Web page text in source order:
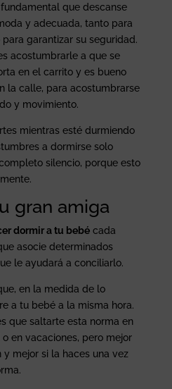
que descanse
y adecuada, tanto para
garantizar su seguridad.
acostumbrarle a que se
en el carrito y es bueno
la calle, para acostumbrarse
y movimiento.
mientras esté durmiendo
a dormirse solo
silencio, porque esto
gran amiga
dormir a tu bebécada
asocie determinados
le ayudará a conciliarlo.
en la medida de lo
a tu bebé a la misma hora.
que saltarte esta norma en
en vacaciones, pero mejor
y mejor si la haces una vez